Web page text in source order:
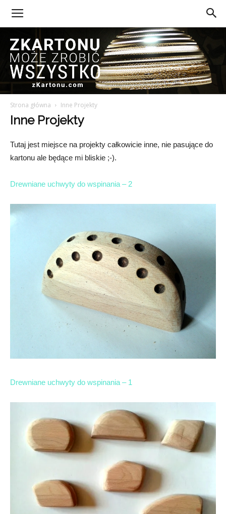
Kartonu
Strona główna Inne Projekty
Inne Projekty
Tutaj jest miejsce na projekty całkowicie inne, nie pasujące do
kartonu ale będące mi bliskie ;-).
Drewniane uchwyty do wspinania – 2
Drewniane uchwyty do wspinania – 1